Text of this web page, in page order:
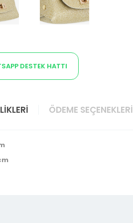
DESTEK HATTI
ÖDEME SEÇENEKLERI